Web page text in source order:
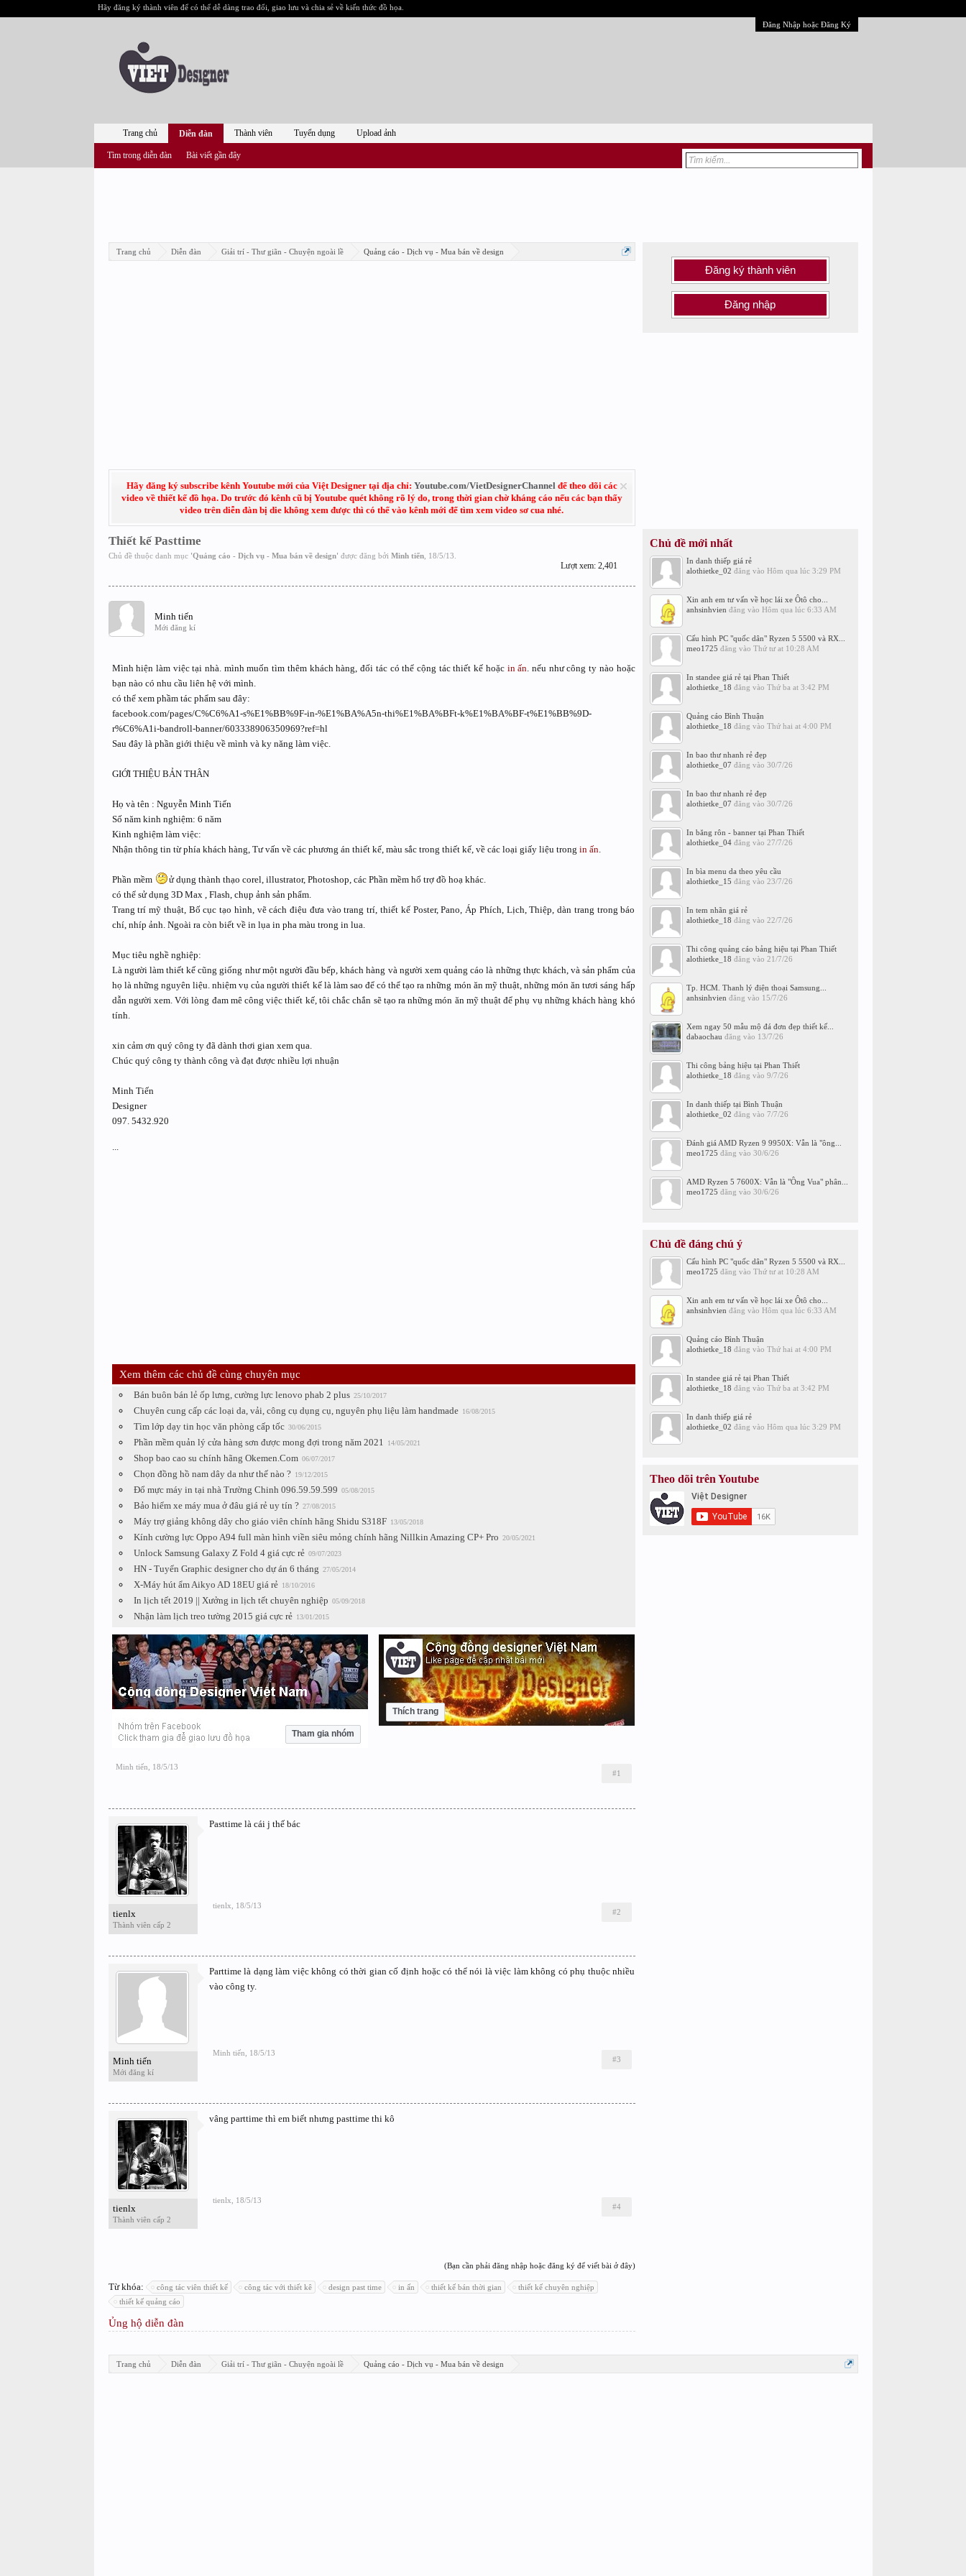
Hãy đăng ký thành viên để có thể dễ dàng trao đổi, giao lưu và chia sẻ về kiến thức đồ họa.
Đăng Nhập hoặc Đăng Ký
Trang chủ Diễn đàn Giải trí - Thư giãn - Chuyện ngoài lề Quảng cáo - Dịch vụ - Mua bán về design
Hãy đăng ký subscribe kênh Youtube mới của Việt Designer tại địa chỉ: Youtube.com/VietDesignerChannelđể theo dõi các
video về thiết kế đồ họa. Do trước đó kênh cũ bị Youtube quét không rõ lý do, trong thời gian chờ kháng cáo nếu các bạn thấy
video trên diễn đàn bị die không xem được thì có thể vào kênh mới để tìm xem video sơ cua nhé.
Thiết kế Pasttime
Chủ đề thuộc danh mục 'Quảng cáo - Dịch vụ - Mua bán về design' được đăng bởi Minh tiến, 18/5/13
Lượt xem: 2,401
Minh tiến
Mới đăng kí
Mình hiện làm việc tại nhà. mình muốn tìm thêm khách hàng, đối tác có thể cộng tác thiết kế hoặc in ấn. nếu như công ty nào hoặc
bạn nào có nhu cầu liên hệ với mình.
có thể xem phầm tác phẩm sau đây:
facebook.com/pages/C%C6%A1-s%E1%BB%9F-in-%E1%BA%A5n-thi%E1%BA%BFt-k%E1%BA%BF-t%E1%BB%9D-
r%C6%A1i-bandroll-banner/603338906350969?ref=hl
Sau đây là phần giới thiệu về mình và ky năng làm việc.
GIỚI THIỆU BẢN THÂN
Họ và tên : Nguyễn Minh Tiến
Số năm kinh nghiệm: 6 năm
Kinh nghiệm làm việc:
Nhận thông tin từ phía khách hàng, Tư vấn về các phương án thiết kế, màu sắc trong thiết kế, về các loại giấy liệu trong in ấn.
Phần mềm
ử dụng thành thạo corel, illustrator, Photoshop, các Phần mềm hổ trợ đồ hoạ khác.
có thể sử dụng 3D Max , Flash, chụp ảnh sản phẩm.
Trang trí mỹ thuật, Bố cục tạo hình, vẽ cách điệu đưa vào trang trí, thiết kế Poster, Pano, Áp Phích, Lịch, Thiệp, dàn trang trong báo
chí, nhíp ảnh. Ngoài ra còn biết về in lụa in pha màu trong in lua.
Mục tiêu nghề nghiệp:
Là người làm thiết kế cũng giống như một người đầu bếp, khách hàng và người xem quảng cáo là những thực khách, và sản phẩm của
họ là những nguyên liệu. nhiệm vụ của người thiết kế là làm sao để có thể tạo ra những món ăn mỹ thuật, những món ăn tươi sáng hấp
dẫn người xem. Với lòng đam mê công việc thiết kế, tôi chắc chắn sẽ tạo ra những món ăn mỹ thuật để phụ vụ những khách hàng khó
tính.
xin cảm ơn quý công ty đã dành thơi gian xem qua.
Chúc quý công ty thành công và đạt được nhiều lợi nhuận
Minh Tiến
Designer
097. 5432.920
...
Xem thêm các chủ đề cùng chuyên mục
Bán buôn bán lẻ ốp lưng, cường lực lenovo phab 2 plus 25/10/2017
Chuyên cung cấp các loại da, vải, công cụ dụng cụ, nguyên phụ liệu làm handmade 16/08/2015
Tìm lớp dạy tin học văn phòng cấp tốc 30/06/2015
Phần mềm quản lý cửa hàng sơn được mong đợi trong năm 2021 14/05/2021
Shop bao cao su chính hãng Okemen.Com 06/07/2017
Chọn đồng hồ nam dây da như thế nào ? 19/12/2015
Đổ mực máy in tại nhà Trường Chinh 096.59.59.599 05/08/2015
Bảo hiểm xe máy mua ở đâu giá rẻ uy tín ? 27/08/2015
Máy trợ giảng không dây cho giáo viên chính hãng Shidu S318F 13/05/2018
Kính cường lực Oppo A94 full màn hình viền siêu mỏng chính hãng Nillkin Amazing CP+ Pro 20/05/2021
Unlock Samsung Galaxy Z Fold 4 giá cực rẻ 09/07/2023
HN - Tuyển Graphic designer cho dự án 6 tháng 27/05/2014
X-Máy hút ẩm Aikyo AD 18EU giá rẻ 18/10/2016
In lịch tết 2019 || Xưởng in lịch tết chuyên nghiệp 05/09/2018
Nhận làm lịch treo tường 2015 giá cực rẻ 13/01/2015
Tham gia nhóm
Thích trang
Minh tiến 18/5/13
#1
tienlx
Thành viên cấp 2
Pasttime là cái j thế bác
tienlx 18/5/13
#2
Minh tiến
Mới đăng kí
Parttime là dạng làm việc không có thời gian cố định hoặc có thể nói là việc làm không có phụ thuộc nhiều
vào công ty.
Minh tiến 18/5/13
#3
tienlx
Thành viên cấp 2
vâng parttime thì em biết nhưng pasttime thi kô
tienlx 18/5/13
#4
(Bạn cần phải đăng nhập hoặc đăng ký để viết bài ở đây)
Từ khóa: công tác viên thiết kế công tác với thiết kê design past time in ấn thiết kế bán thời gian
thiết kế chuyên nghiệp
thiết kế quảng cáo
Ủng hộ diễn đàn
Đăng ký thành viên
Đăng nhập
Chủ đề mới nhất
In danh thiếp giá rẻ
alothietke_02 đăng vào Hôm qua lúc 3:29 PM
Xin anh em tư vấn về học lái xe Ôtô cho...
anhsinhvien đăng vào Hôm qua lúc 6:33 AM
Cấu hình PC "quốc dân" Ryzen 5 5500 và RX...
meo1725 đăng vào Thứ tư at 10:28 AM
In standee giá rẻ tại Phan Thiết
alothietke_18 đăng vào Thứ ba at 3:42 PM
Quảng cáo Bình Thuận
alothietke_18 đăng vào Thứ hai at 4:00 PM
In bao thư nhanh rẻ đẹp
alothietke_07 đăng vào 30/7/26
In bao thư nhanh rẻ đẹp
alothietke_07 đăng vào 30/7/26
In băng rôn - banner tại Phan Thiết
alothietke_04đăng vào 27/7/26
In bìa menu da theo yêu cầu
alothietke_15 đăng vào 23/7/26
In tem nhãn giá rẻ
alothietke_18 đăng vào 22/7/26
Thi công quảng cáo bảng hiệu tại Phan Thiết
alothietke_18 đăng vào 21/7/26
Tp. HCM. Thanh lý điện thoại Samsung...
anhsinhvien đăng vào 15/7/26
Xem ngay 50 mẫu mộ đá đơn đẹp thiết kế...
dabaochau đăng vào 13/7/26
Thi công bảng hiệu tại Phan Thiết
alothietke_18 đăng vào 9/7/26
In danh thiếp tại Bình Thuận
alothietke_02 đăng vào 7/7/26
Đánh giá AMD Ryzen 9 9950X: Vẫn là "ông...
meo1725 đăng vào 30/6/26
AMD Ryzen 5 7600X: Vẫn là "Ông Vua" phân...
meo1725 đăng vào 30/6/26
Chủ đề đáng chú ý
Cấu hình PC "quốc dân" Ryzen 5 5500 và RX...
meo1725 đăng vào Thứ tư at 10:28 AM
Xin anh em tư vấn về học lái xe Ôtô cho...
anhsinhvien đăng vào Hôm qua lúc 6:33 AM
Quảng cáo Bình Thuận
alothietke_18 đăng vào Thứ hai at 4:00 PM
In standee giá rẻ tại Phan Thiết
alothietke_18 đăng vào Thứ ba at 3:42 PM
In danh thiếp giá rẻ
alothietke_02 đăng vào Hôm qua lúc 3:29 PM
Theo dõi trên Youtube
Trang chủ Diễn đàn Giải trí - Thư giãn - Chuyện ngoài lề Quảng cáo - Dịch vụ - Mua bán về design
Trang chủ Diễn đàn
Tìm trong diễn đàn Bài viết gần đây
Thành viên Tuyển dụng Upload ảnh